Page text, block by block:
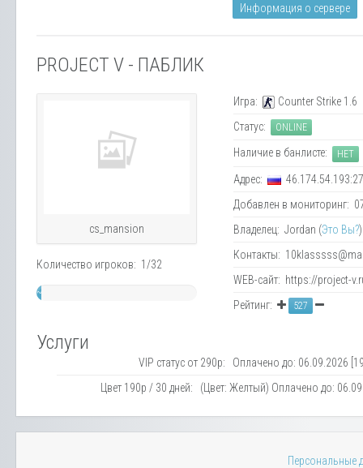
Информация о сервере
PROJECT V - ПАБЛИК
cs_mansion
Количество игроков: 1/32
~
Игра:
Counter Strike 1.6
Статус:
ONLINE
Наличие в банлисте: НЕТ
Адрес:
Добавлен в мониторинг:
Владелец: Jordan (Это Вы?)
Контакты:
WEB-сайт: https://project-
Рейтинг:
527
Услуги
VIP статус от 290р: Оплачено до: 06.09.2026
Цвет 190р / 30 дней: (Цвет: Желтый) Оплачено до:
Персональные